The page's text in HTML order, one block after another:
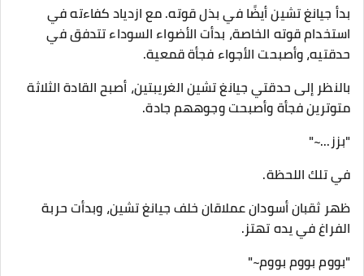
بدأ جيانغ تشين أيضًا في بذل قوته. مع ازدياد كفاءته في
استخدام قوته الخاصة، بدأت الأضواء السوداء تتدفق في
حدقتيه، وأصبحت الأجواء فجأة قمعية.
بالنظر إلى حدقتي جيانغ تشين الغريبتين، أصبح القادة الثلاثة
متوترين فجأة وأصبحت وجوههم جادة.
"بزز...~"
في تلك اللحظة.
ظهر ثقبان أسودان عملاقان خلف جيانغ تشين، وبدأت حربة
الفراغ في يده تهتز.
"بووم بووم بووم~"